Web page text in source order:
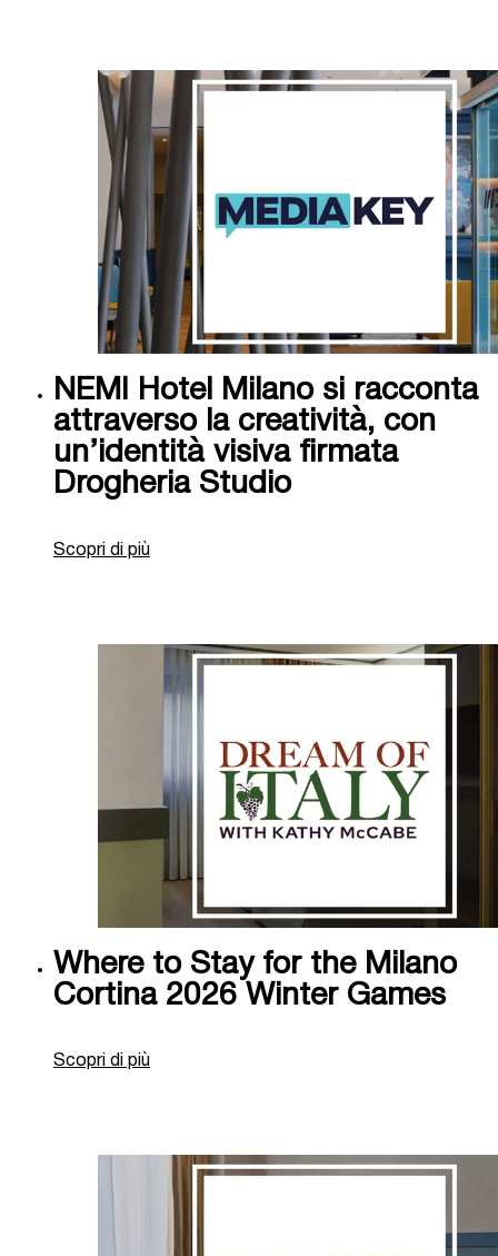
NEMI Hotel Milano si racconta
attraverso la creatività, con
un’identità visiva firmata
Drogheria Studio
Scopri di più
Where to Stay for the Milano
Cortina 2026 Winter Games
Scopri di più